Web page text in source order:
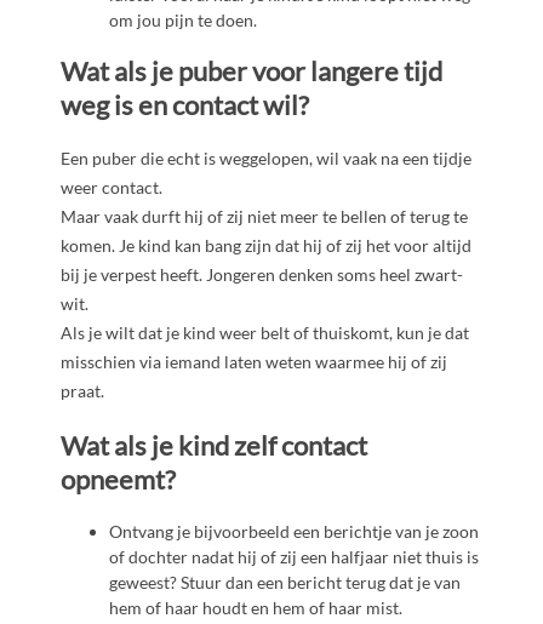
om jou pijn te doen.
Wat als je puber voor langere tijd
weg is en contact wil?
Een puber die echt is weggelopen, wil vaak na een tijdje
weer contact.
Maar vaak durft hij of zij niet meer te bellen of terug te
komen. Je kind kan bang zijn dat hij of zij het voor altijd
bij je verpest heeft. Jongeren denken soms heel zwart-
wit.
Als je wilt dat je kind weer belt of thuiskomt, kun je dat
misschien via iemand laten weten waarmee hij of zij
praat.
Wat als je kind zelf contact
opneemt?
Ontvang je bijvoorbeeld een berichtje van je zoon
of dochter nadat hij of zij een halfjaar niet thuis is
geweest? Stuur dan een bericht terug dat je van
hem of haar houdt en hem of haar mist.